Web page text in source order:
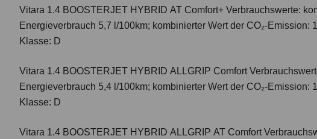
Vitara 1.4 BOOSTERJET HYBRID AT Comfort+ Verbrauchswerte:
Energieverbrauch 5,7 l/100km; kombinierter Wert der CO₂-Emission:
Klasse: D
Vitara 1.4 BOOSTERJET HYBRID ALLGRIP Comfort
Energieverbrauch 5,4 l/100km; kombinierter Wert der CO₂-Emission:
Klasse: D
Vitara 1.4 BOOSTERJET HYBRID ALLGRIP AT Comfort